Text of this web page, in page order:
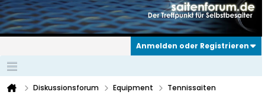
Anmelden oder Registrieren
Diskussionsforum Equipment
Tennissaiten